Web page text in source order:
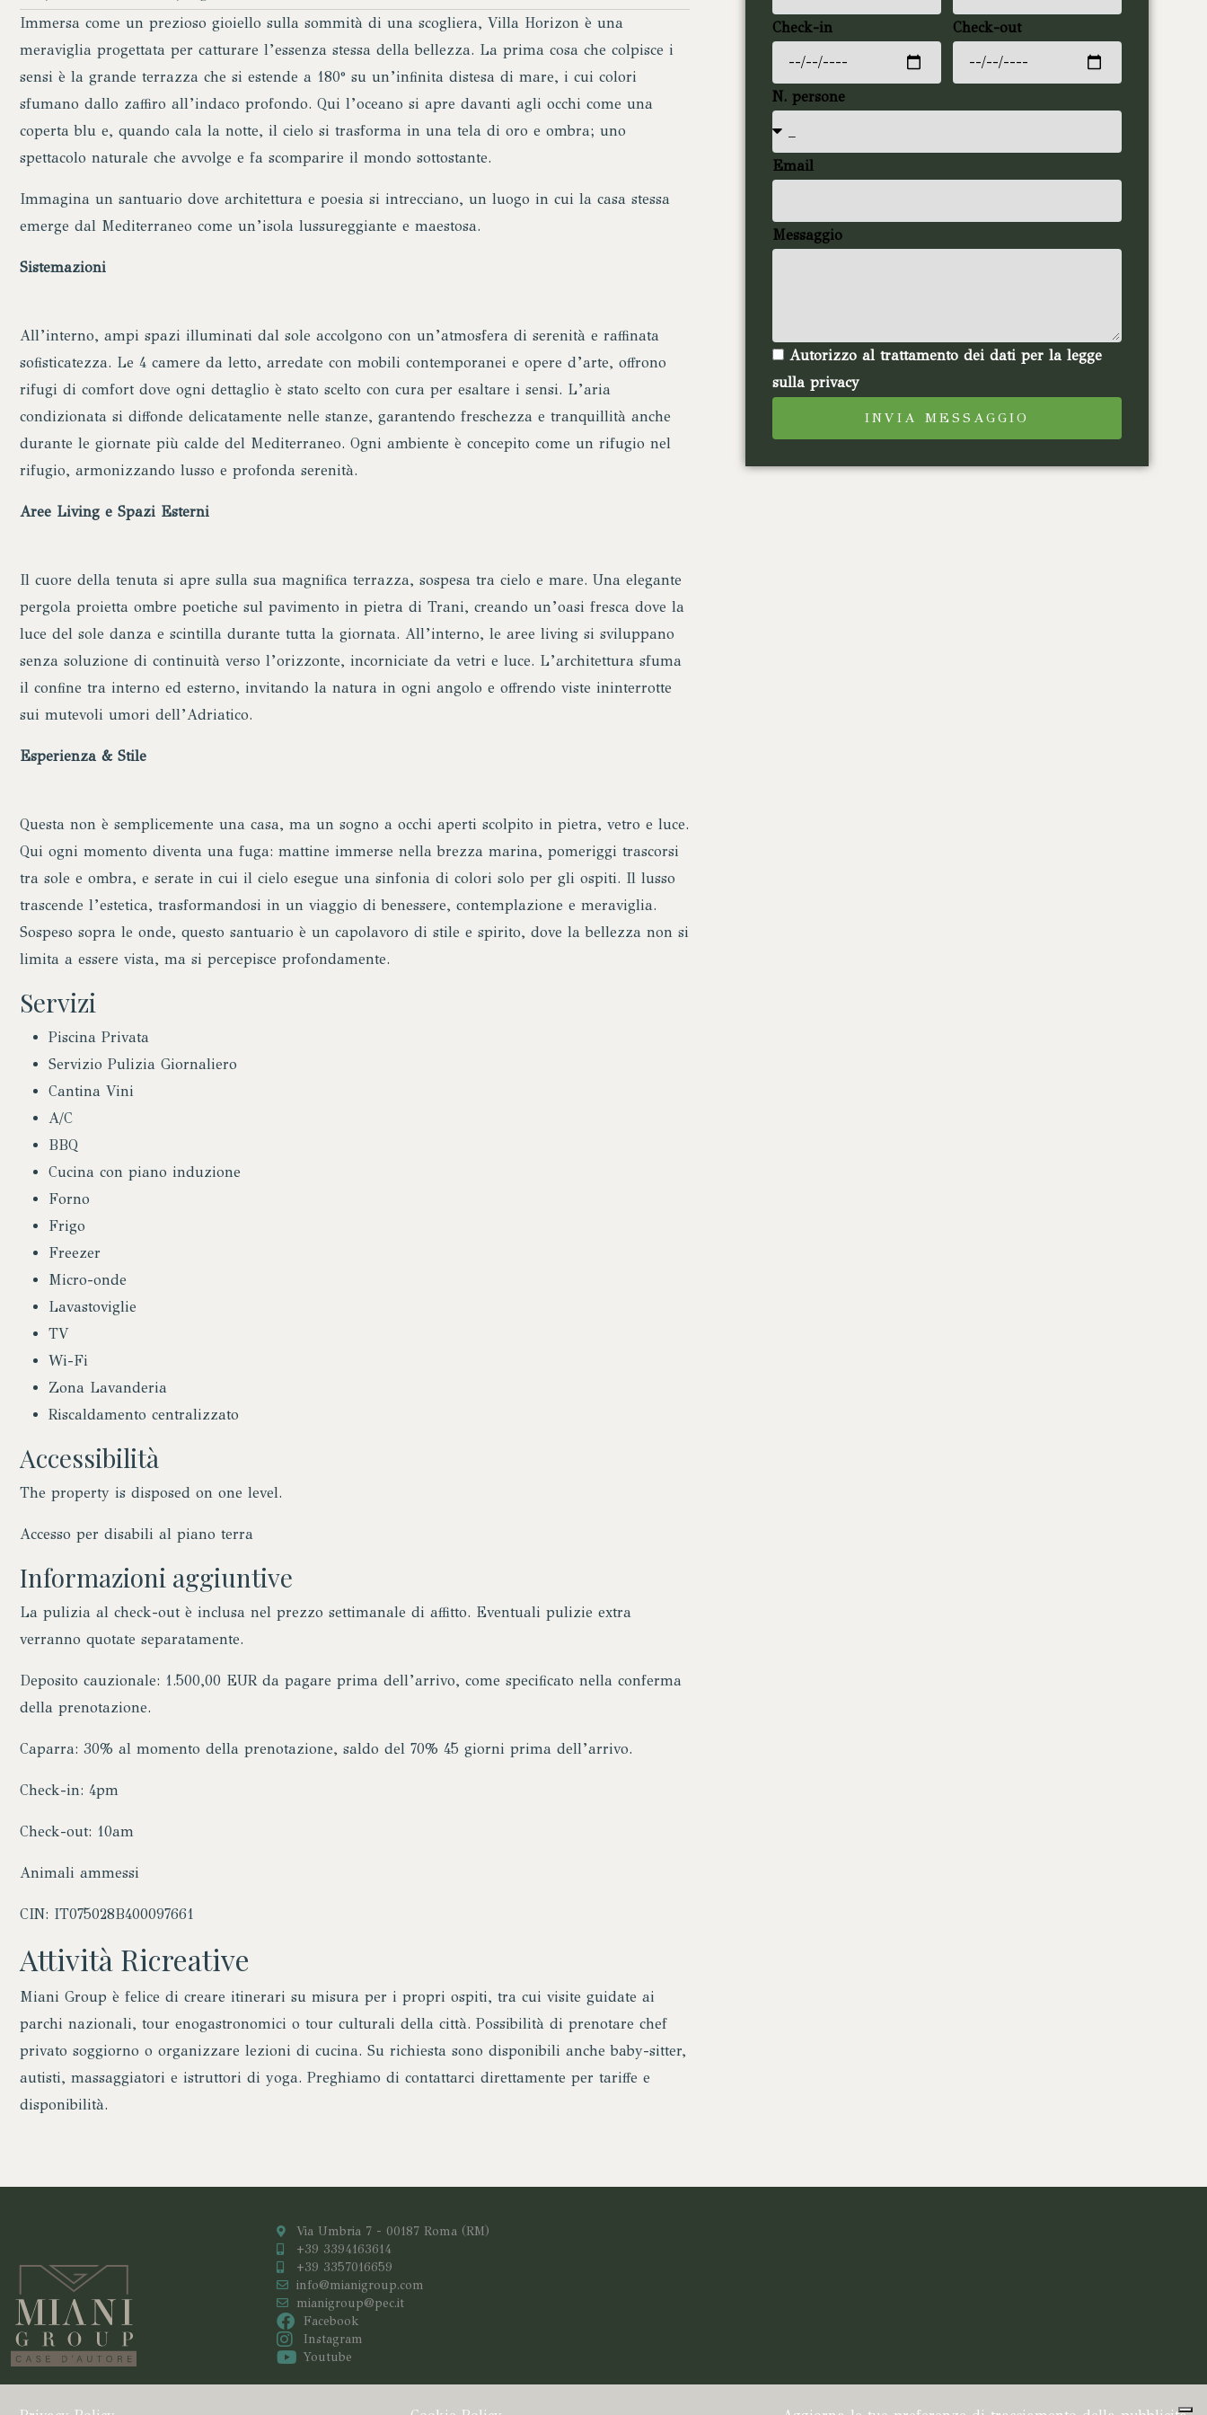
Immersa come un prezioso gioiello sulla sommità di una scogliera, Villa Horizon è una
meraviglia progettata per catturare l’essenza stessa della bellezza. La prima cosa che colpisce i
sensi è la grande terrazza che si estende a 180° su un’infinita distesa di mare, i cui colori
sfumano dallo zaffiro all’indaco profondo. Qui l’oceano si apre davanti agli occhi come una
coperta blu e, quando cala la notte, il cielo si trasforma in una tela di oro e ombra; uno
spettacolo naturale che avvolge e fa scomparire il mondo sottostante.
Immagina un santuario dove architettura e poesia si intrecciano, un luogo in cui la casa stessa
emerge dal Mediterraneo come un’isola lussureggiante e maestosa.
Sistemazioni
All’interno, ampi spazi illuminati dal sole accolgono con un’atmosfera di serenità e raffinata
sofisticatezza. Le 4 camere da letto, arredate con mobili contemporanei e opere d’arte, offrono
rifugi di comfort dove ogni dettaglio è stato scelto con cura per esaltare i sensi. L’aria
condizionata si diffonde delicatamente nelle stanze, garantendo freschezza e tranquillità anche
durante le giornate più calde del Mediterraneo. Ogni ambiente è concepito come un rifugio nel
rifugio, armonizzando lusso e profonda serenità.
Aree Living e Spazi Esterni
Il cuore della tenuta si apre sulla sua magnifica terrazza, sospesa tra cielo e mare. Una elegante
pergola proietta ombre poetiche sul pavimento in pietra di Trani, creando un’oasi fresca dove la
luce del sole danza e scintilla durante tutta la giornata. All’interno, le aree living si sviluppano
senza soluzione di continuità verso l’orizzonte, incorniciate da vetri e luce. L’architettura sfuma
il confine tra interno ed esterno, invitando la natura in ogni angolo e offrendo viste ininterrotte
sui mutevoli umori dell’Adriatico.
Esperienza & Stile
Questa non è semplicemente una casa, ma un sogno a occhi aperti scolpito in pietra, vetro e luce.
Qui ogni momento diventa una fuga: mattine immerse nella brezza marina, pomeriggi trascorsi
tra sole e ombra, e serate in cui il cielo esegue una sinfonia di colori solo per gli ospiti. Il lusso
trascende l’estetica, trasformandosi in un viaggio di benessere, contemplazione e meraviglia.
Sospeso sopra le onde, questo santuario è un capolavoro di stile e spirito, dove la bellezza non si
limita a essere vista, ma si percepisce profondamente.
Servizi
Piscina Privata
Servizio Pulizia Giornaliero
Cantina Vini
A/C
BBQ
Cucina con piano induzione
Forno
Frigo
Freezer
Micro-onde
Lavastoviglie
TV
Wi-Fi
Zona Lavanderia
Riscaldamento centralizzato
Accessibilità
The property is disposed on one level.
Accesso per disabili al piano terra
Informazioni aggiuntive
La pulizia al check-out è inclusa nel prezzo settimanale di affitto. Eventuali pulizie extra
verranno quotate separatamente.
Deposito cauzionale: 1.500,00 EUR da pagare prima dell’arrivo, come specificato nella conferma
della prenotazione.
Caparra: 30% al momento della prenotazione, saldo del 70% 45 giorni prima dell’arrivo.
Check-in: 4pm
Check-out: 10am
Animali ammessi
CIN: IT075028B400097661
Attività Ricreative
Miani Group è felice di creare itinerari su misura per i propri ospiti, tra cui visite guidate ai
parchi nazionali, tour enogastronomici o tour culturali della città. Possibilità di prenotare chef
privato soggiorno o organizzare lezioni di cucina. Su richiesta sono disponibili anche baby-sitter,
autisti, massaggiatori e istruttori di yoga. Preghiamo di contattarci direttamente per tariffe e
disponibilità.
Check-in Check-out
N. persone
Email
Messaggio
Autorizzo al trattamento dei dati per la legge
sulla privacy
INVIA MESSAGGIO
Via Umbria 7 - 00187 Roma (RM)
+39 3394163614
+39 3357016659
info@mianigroup.com
mianigroup@pec.it
Facebook
Instagram
Youtube